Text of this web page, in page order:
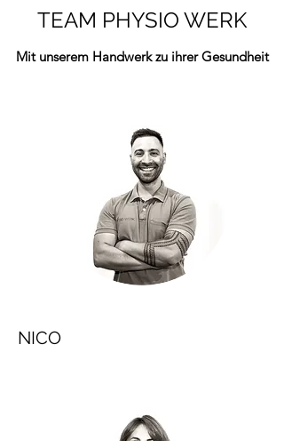
TEAM PHYSIO WERK
Mit unserem Handwerk zu ihrer Gesundheit
NICO